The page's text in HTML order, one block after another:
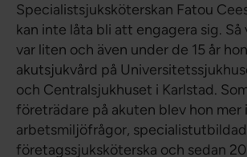
Specialistsjuksköterskan Fatou
kan inte låta bli att engagera sig. Så
var liten och även under de 15 år
akutsjukvård på
och Centralsjukhuset i Karlstad.
företrädare på akuten blev hon mer
arbetsmiljöfrågor,
företagssjuksköterska och sedan